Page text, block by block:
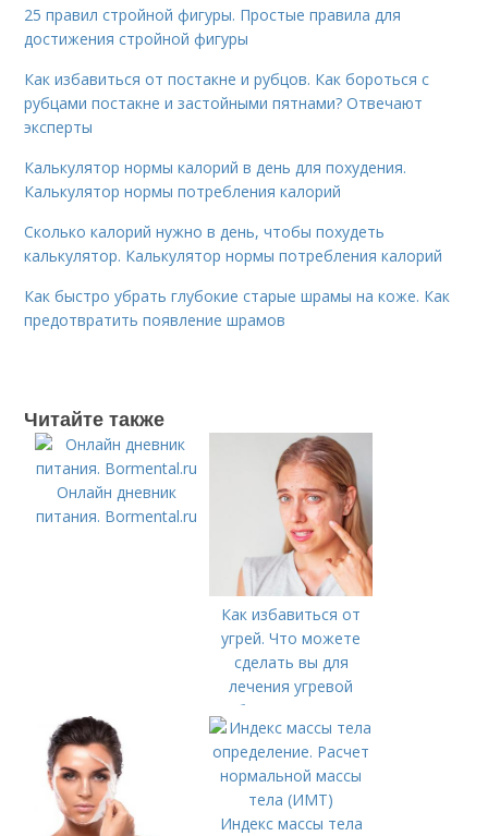
25 правил стройной фигуры. Простые правила для
достижения стройной фигуры
Как избавиться от постакне и рубцов. Как бороться с
рубцами постакне и застойными пятнами? Отвечают
эксперты
Калькулятор нормы калорий в день для похудения.
Калькулятор нормы потребления калорий
Сколько калорий нужно в день, чтобы похудеть
калькулятор. Калькулятор нормы потребления калорий
Как быстро убрать глубокие старые шрамы на коже. Как
предотвратить появление шрамов
Читайте также
Онлайн дневник
питания. Bormental.ru
Как избавиться от
угрей. Что можете
сделать вы для
лечения угревой
болезни (акне)
Индекс массы тела